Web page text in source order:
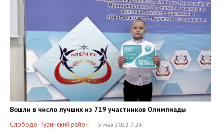
Вошли в число лучших из 719 участников Олимпиады
Слободо-Туринский район 5 мая 2022 7:24